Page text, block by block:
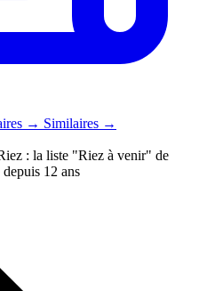
→ Similaires →